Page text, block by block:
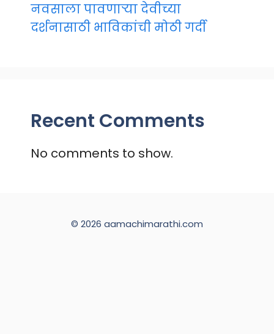
नवसाला पावणाऱ्या देवीच्या
दर्शनासाठी भाविकांची मोठी गर्दी
Recent Comments
No comments to show.
© 2026 aamachimarathi.com